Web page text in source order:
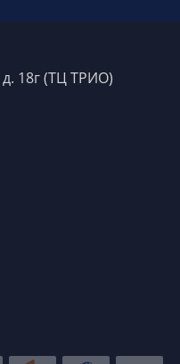
д. 18г (ТЦ ТРИО)